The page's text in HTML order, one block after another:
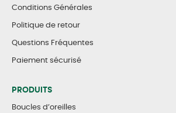
Conditions Générales
Politique de retour
Questions Fréquentes
Paiement sécurisé
PRODUITS
Boucles d’oreilles